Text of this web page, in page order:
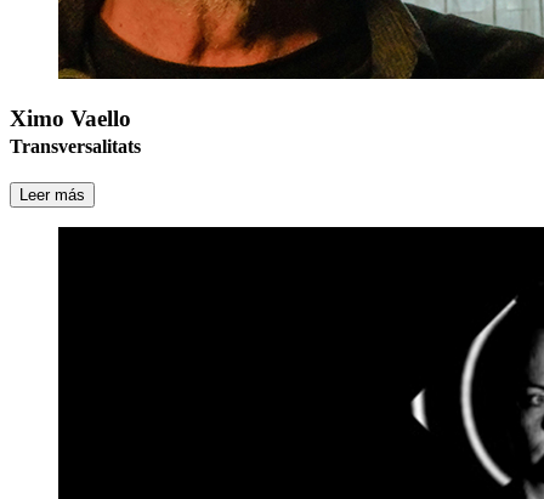
Ximo Vaello
Transversalitats
Leer más